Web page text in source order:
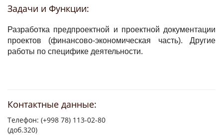
Задачи и Функции:
Разработка предпроектной и проектной документации
проектов (финансово-экономическая часть). Другие
работы по специфике деятельности.
Контактные данные:
Телефон: (+998 78) 113-02-80
(доб.320)